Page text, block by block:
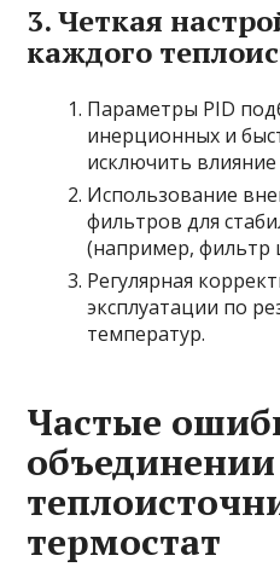
3. Четкая
каждого
Параметры PID
инерционных и
исключить влияние
Использование
фильтров для
(например, фильтр
Регулярная
эксплуатации по
температур.
Частые
объединении
термостат